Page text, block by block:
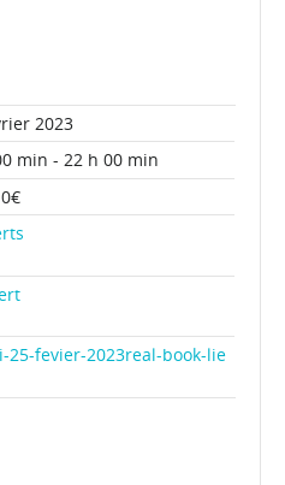
2023
min - 22 h 00 min
fevier-2023real-book-lie